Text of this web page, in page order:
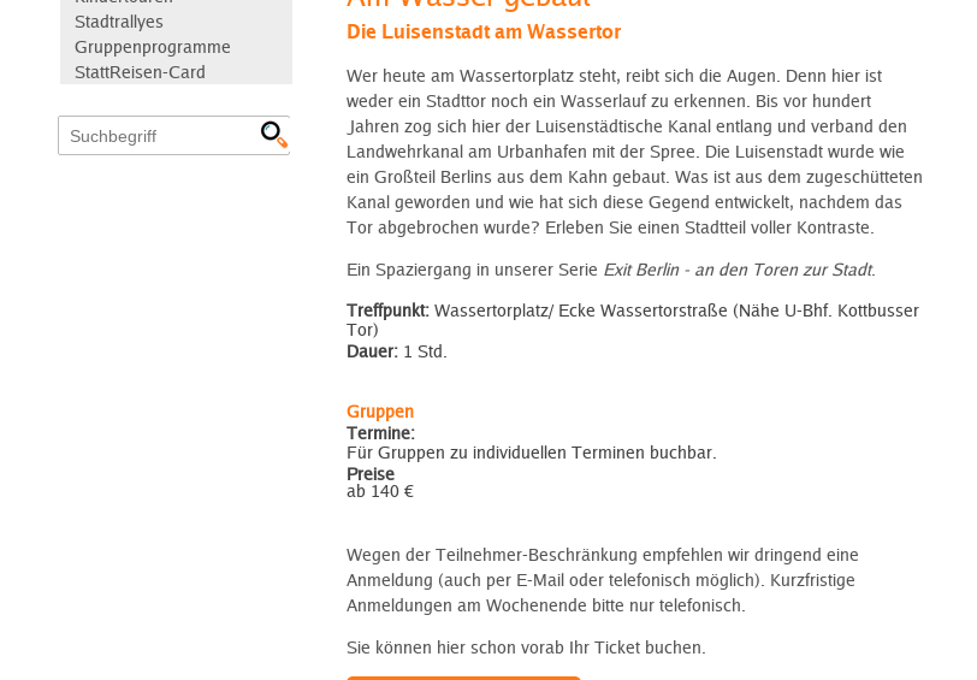
Stadtrallyes
Gruppenprogramme
StattReisen-Card
Die Luisenstadt am Wassertor
Wer heute am Wassertorplatz steht, reibt sich die Augen. Denn hier ist
weder ein Stadttor noch ein Wasserlauf zu erkennen. Bis vor hundert
Jahren zog sich hier der Luisenstädtische Kanal entlang und verband den
Landwehrkanal am Urbanhafen mit der Spree. Die Luisenstadt wurde wie
ein Großteil Berlins aus dem Kahn gebaut. Was ist aus dem zugeschütteten
Kanal geworden und wie hat sich diese Gegend entwickelt, nachdem das
Tor abgebrochen wurde? Erleben Sie einen Stadtteil voller Kontraste.
Ein Spaziergang in unserer Serie Exit Berlin - an den Toren zur Stadt.
Treffpunkt: Wassertorplatz/ Ecke Wassertorstraße (Nähe U-Bhf. Kottbusser
Tor)
Dauer: 1 Std.
Gruppen
Termine:
Für Gruppen zu individuellen Terminen buchbar.
Preise
ab 140 €
Wegen der Teilnehmer-Beschränkung empfehlen wir dringend eine
Anmeldung (auch per E-Mail oder telefonisch möglich). Kurzfristige
Anmeldungen am Wochenende bitte nur telefonisch.
Sie können hier schon vorab Ihr Ticket buchen.